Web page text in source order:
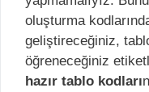
oluşturma
geliştireceğiniz,
öğreneceğiniz
hazır tablo kodları